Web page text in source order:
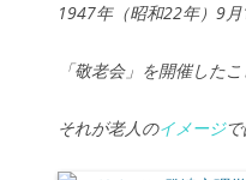
1947年（昭和22年）9
「敬老会」を開催した
それが老人のイメージで